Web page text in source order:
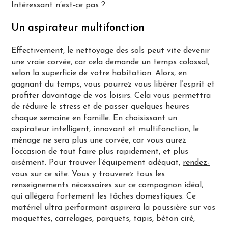
Intéressant n’est-ce pas ?
Un aspirateur multifonction
Effectivement, le nettoyage des sols peut vite devenir
une vraie corvée, car cela demande un temps colossal,
selon la superficie de votre habitation. Alors, en
gagnant du temps, vous pourrez vous libérer l’esprit et
profiter davantage de vos loisirs. Cela vous permettra
de réduire le stress et de passer quelques heures
chaque semaine en famille. En choisissant un
aspirateur intelligent, innovant et multifonction, le
ménage ne sera plus une corvée, car vous aurez
l’occasion de tout faire plus rapidement, et plus
aisément. Pour trouver l’équipement adéquat, rendez-
vous sur ce site. Vous y trouverez tous les
renseignements nécessaires sur ce compagnon idéal,
qui allégera fortement les tâches domestiques. Ce
matériel ultra performant aspirera la poussière sur vos
moquettes, carrelages, parquets, tapis, béton ciré,